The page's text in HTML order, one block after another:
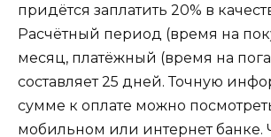
придётся заплатить 20% в
Расчётный период (время на
месяц, платёжный (время на
составляет 25 дней. Точную
сумме к оплате можно
мобильном или интернет банке.